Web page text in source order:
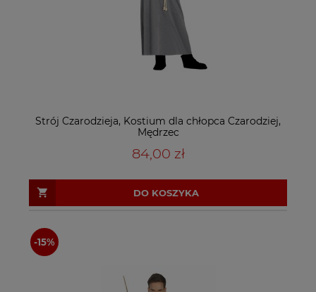
Strój Czarodzieja, Kostium dla chłopca Czarodziej,
Mędrzec
84,00 zł
DO KOSZYKA